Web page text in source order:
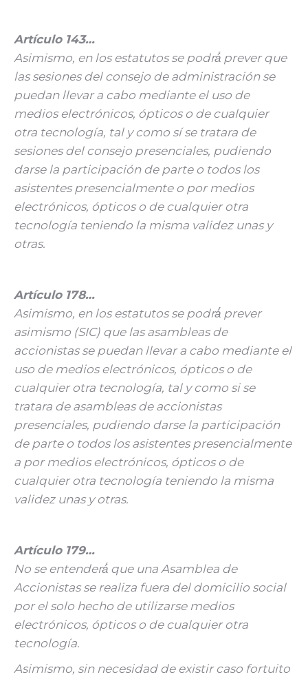
Artículo 143…
Asimismo, en los estatutos se podrá́ prever que
las sesiones del consejo de administración se
puedan llevar a cabo mediante el uso de
medios electrónicos, ópticos o de cualquier
otra tecnología, tal y como sí se tratara de
sesiones del consejo presenciales, pudiendo
darse la participación de parte o todos los
asistentes presencialmente o por medios
electrónicos, ópticos o de cualquier otra
tecnología teniendo la misma validez unas y
otras.
Artículo 178…
Asimismo, en los estatutos se podrá́ prever
asimismo (SIC) que las asambleas de
accionistas se puedan llevar a cabo mediante el
uso de medios electrónicos, ópticos o de
cualquier otra tecnología, tal y como si se
tratara de asambleas de accionistas
presenciales, pudiendo darse la participación
de parte o todos los asistentes presencialmente
a por medios electrónicos, ópticos o de
cualquier otra tecnología teniendo la misma
validez unas y otras.
Artículo 179…
No se entenderá́ que una Asamblea de
Accionistas se realiza fuera del domicilio social
por el solo hecho de utilizarse medios
electrónicos, ópticos o de cualquier otra
tecnología.
Asimismo, sin necesidad de existir caso fortuito